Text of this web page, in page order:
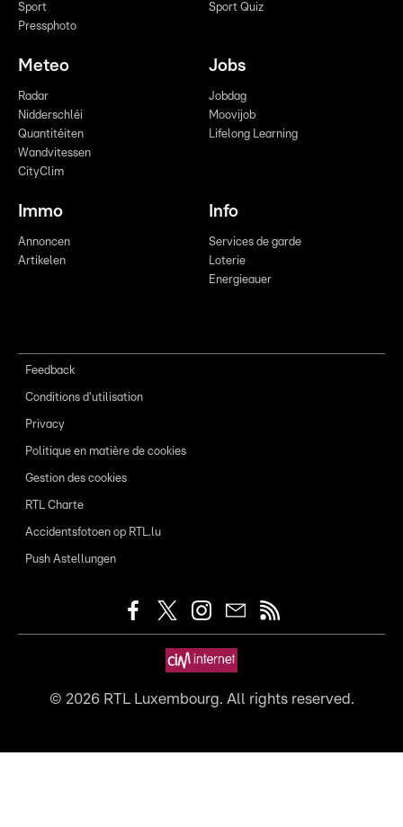
Sport
Pressphoto
Sport Quiz
Meteo
Radar
Nidderschléi
Quantitéiten
Wandvitessen
CityClim
Jobs
Jobdag
Moovijob
Lifelong Learning
Immo
Annoncen
Artikelen
Info
Services de garde
Loterie
Energieauer
Feedback
Conditions d'utilisation
Privacy
Politique en matière de cookies
Gestion des cookies
RTL Charte
Accidentsfotoen op RTL.lu
Push Astellungen
© 2026RTL Luxembourg. All rights reserved.